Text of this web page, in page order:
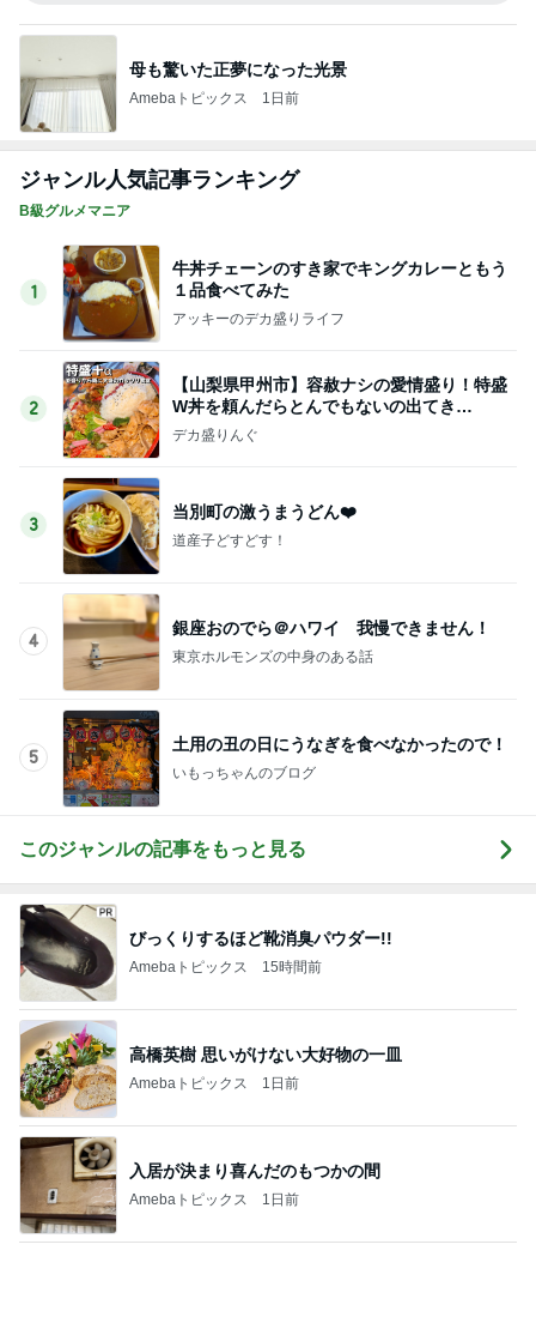
Amebaトピックス 15時間前
Amebaトピックス 1日前
入居が決まり喜んだのもつかの間
Amebaトピックス 1日前
娘が買った使ってないヘアクリップ
Amebaトピックス 1日前
うしのような羊に会いたいという会話
Amebaトピックス 1日前
Amebaトピックス
記事を読む
店長がやらせる気満々だったドレス
Amebaトピックス 11時間前
辛くても汁まで飲んだ美味しい麻辣湯
Amebaトピックス 18時間前